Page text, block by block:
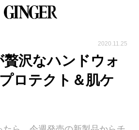
2020.11.25
贅沢なハンドウォ
ロテクト＆肌ケ